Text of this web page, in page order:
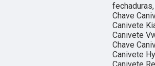
Chave
Canivete
Canivete
Chave
Canivete